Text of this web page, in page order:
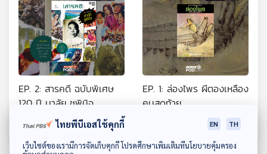
ดาวน์โหลด Thai PBS Podcast Application
EP. 2: สารคดี ฉบับพิเศษ
120 ปี มาลัย ชูพินิจ
ห้องสมุดหลังไมค์
EP. 1: ล่องไพร ผีตองเหลือง
คนสุดท้าย
ไทยพีบีเอสใช้คุกกี้ EN TH
เว็บไซต์ของเรามีการจัดเก็บคุกกี้ โปรดศึกษาเพิ่มเติมที่นโยบายคุ้มครอง